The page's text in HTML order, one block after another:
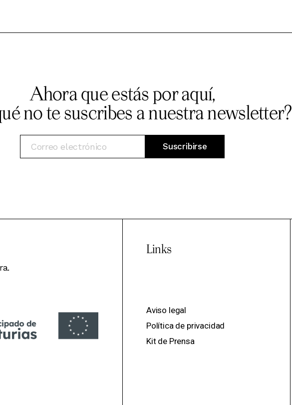
Ahora que estás por aquí,
no te suscribes a nuestra newsletter?
Links
Aviso legal
Política de privacidad
Kit de Prensa